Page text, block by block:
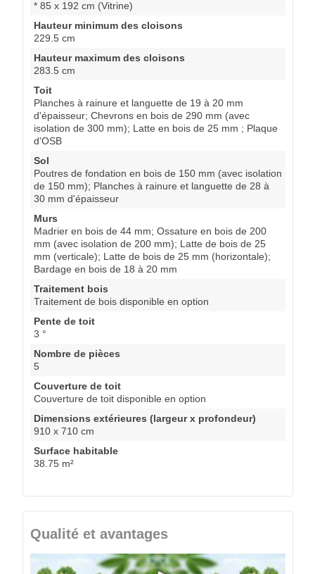
* 85 x 192 cm (Vitrine)
Hauteur minimum des cloisons
229.5 cm
Hauteur maximum des cloisons
283.5 cm
Toit
Planches à rainure et languette de 19 à 20 mm
d'épaisseur; Chevrons en bois de 290 mm (avec
isolation de 300 mm); Latte en bois de 25 mm ; Plaque
d'OSB
Sol
Poutres de fondation en bois de 150 mm (avec isolation
de 150 mm); Planches à rainure et languette de 28 à
30 mm d'épaisseur
Murs
Madrier en bois de 44 mm; Ossature en bois de 200
mm (avec isolation de 200 mm); Latte de bois de 25
mm (verticale); Latte de bois de 25 mm (horizontale);
Bardage en bois de 18 à 20 mm
Traitement bois
Traitement de bois disponible en option
Pente de toit
3 °
Nombre de pièces
5
Couverture de toit
Couverture de toit disponible en option
Dimensions extérieures (largeur x profondeur)
910 x 710 cm
Surface habitable
38.75 m²
Qualité et avantages